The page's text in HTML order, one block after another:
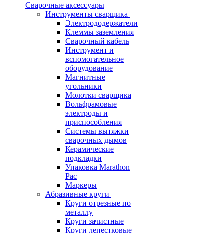
Сварочные аксессуары
Инструменты сварщика
Электрододержатели
Клеммы заземления
Сварочный кабель
Инструмент и
вспомогательное
оборудование
Магнитные
угольники
Молотки сварщика
Вольфрамовые
электроды и
приспособления
Системы вытяжки
сварочных дымов
Керамические
подкладки
Упаковка Marathon
Pac
Маркеры
Абразивные круги
Круги отрезные по
металлу
Круги зачистные
Круги лепестковые